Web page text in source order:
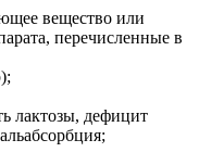
вещество или
перечисленные в
лактозы, дефицит